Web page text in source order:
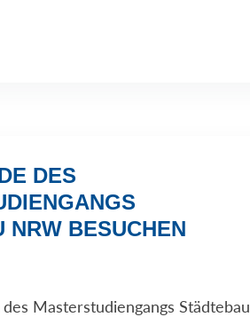
DES
NRW BESUCHEN
Masterstudiengangs Städtebau